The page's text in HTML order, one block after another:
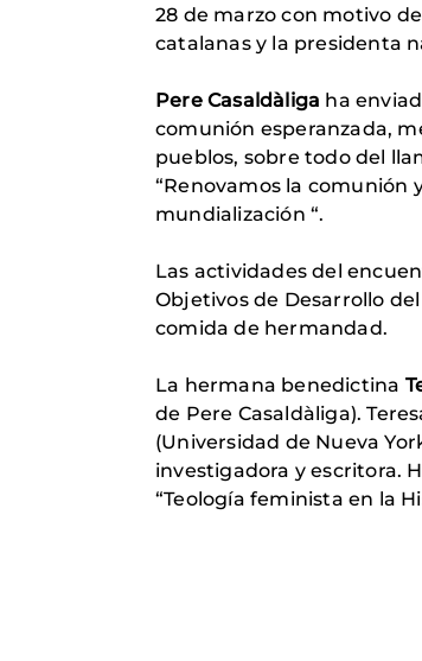
28 de marzo con motivo
catalanas y la presidenta
Pere Casaldàliga ha
comunión esperanzada,
pueblos, sobre todo del
“Renovamos la comunión
mundialización “.
Las actividades del
Objetivos de Desarrollo
comida de hermandad.
La hermana benedictina
de Pere Casaldàliga).
(Universidad de Nueva
investigadora y escritora.
“Teología feminista en la